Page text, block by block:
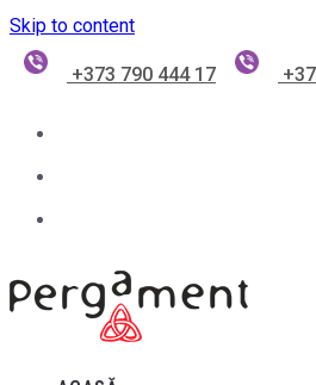
Skip to content
+373 790 444 17